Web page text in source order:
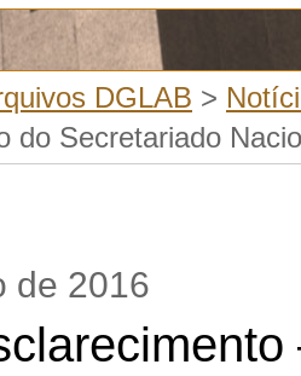
DGLAB >
do Secretariado
de 2016